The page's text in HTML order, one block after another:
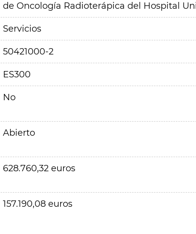
de Oncología Radioterápica del Hospital
Servicios
50421000-2
ES300
No
Abierto
628.760,32 euros
157.190,08 euros